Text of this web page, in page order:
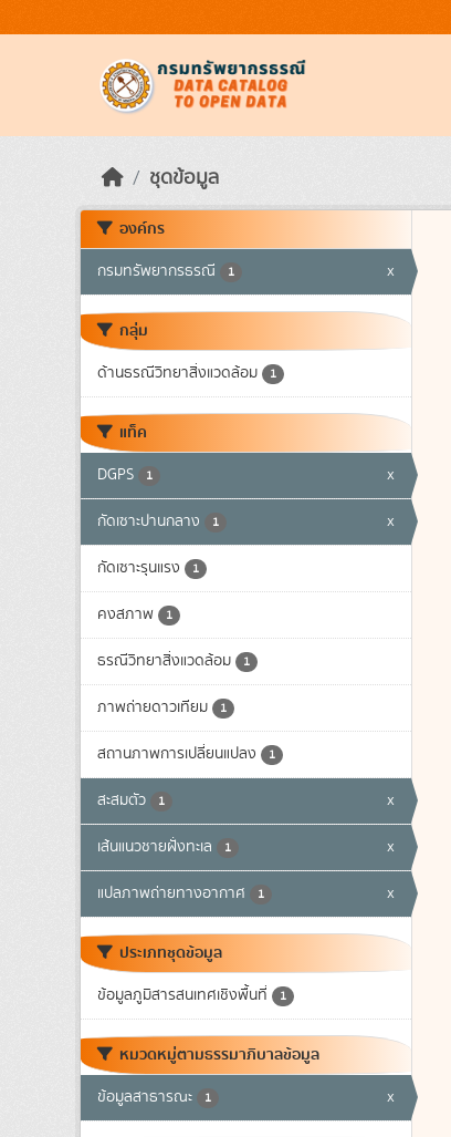
ชุดข้อมูล
องค์กร
กรมทรัพยากรธรณี 1 x
กลุ่ม
ด้านธรณีวิทยาสิ่งแวดล้อม 1
แท็ค
DGPS 1 x
กัดเซาะปานกลาง 1 x
กัดเซาะรุนแรง 1
คงสภาพ 1
ธรณีวิทยาสิ่งแวดล้อม 1
ภาพถ่ายดาวเทียม 1
สถานภาพการเปลี่ยนแปลง 1
สะสมตัว 1 x
เส้นแนวชายฝั่งทะเล 1 x
แปลภาพถ่ายทางอากาศ 1 x
ประเภทชุดข้อมูล
ข้อมูลภูมิสารสนเทศเชิงพื้นที่ 1
หมวดหมู่ตามธรรมาภิบาลข้อมูล
ข้อมูลสาธารณะ 1 x